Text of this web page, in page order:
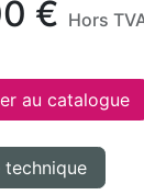
€ Hors
au catalogue
technique